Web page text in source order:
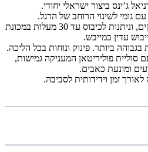
ג’ינס ביצור ישראלי יחודי.
גומי לשינוי הרוחב של הרגל.
מיוצרות בתפירה בלבד ללא דבקים, וניתנות לכיבוס עד 30 מעלות במכונת
עדין במייבש.
ביותר. פינוק ונוחות בכל הליכה.
סוליית פוליריטאן המעניקה גמישות,
ומונעת כאבים.
זמן וידידותית לסביבה.